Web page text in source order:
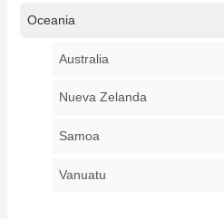
Oceania
Australia
Nueva Zelanda
Samoa
Vanuatu